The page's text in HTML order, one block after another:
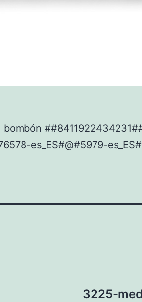
es_ES#@#5979-
3225-